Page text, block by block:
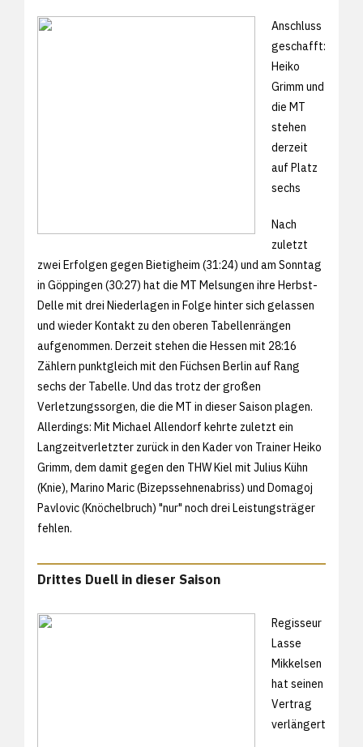
Anschluss
geschafft:
Heiko
Grimm und
die MT
stehen
derzeit
auf Platz
sechs
Nach
zuletzt
zwei Erfolgen gegen Bietigheim (31:24) und am Sonntag
in Göppingen (30:27) hat die MT Melsungen ihre Herbst-
Delle mit drei Niederlagen in Folge hinter sich gelassen
und wieder Kontakt zu den oberen Tabellenrängen
aufgenommen. Derzeit stehen die Hessen mit 28:16
Zählern punktgleich mit den Füchsen Berlin auf Rang
sechs der Tabelle. Und das trotz der großen
Verletzungssorgen, die die MT in dieser Saison plagen.
Allerdings: Mit Michael Allendorf kehrte zuletzt ein
Langzeitverletzter zurück in den Kader von Trainer Heiko
Grimm, dem damit gegen den THW Kiel mit Julius Kühn
(Knie), Marino Maric (Bizepssehnenabriss) und Domagoj
Pavlovic (Knöchelbruch) "nur" noch drei Leistungsträger
fehlen.
Drittes Duell in dieser Saison
Regisseur
Lasse
Mikkelsen
hat seinen
Vertrag
verlängert